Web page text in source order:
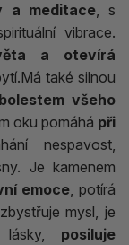
a meditace, s
vibrace.
a otevírá
také silnou
všeho
oku pomáhá při
nespavost,
Je kamenem
emoce, potírá
mysl, je
lásky, posiluje